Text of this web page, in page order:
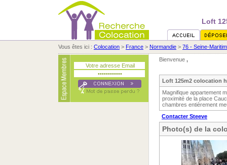
Loft
Vous êtes ici : Colocation > France > Normandie > 76 - Seine-
Bienvenue ,
Loft 125m2 colocation
Magnifique appartement
proximité de la place
chambres entièrement
Contacter Steeve
Photo(s) de la